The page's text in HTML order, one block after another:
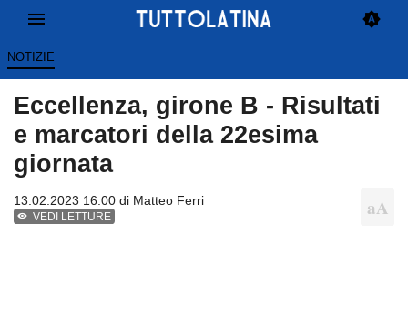
NOTIZIE
Eccellenza, girone B - Risultati
e marcatori della 22esima
giornata
13.02.2023 16:00 di Matteo Ferri
VEDI LETTURE